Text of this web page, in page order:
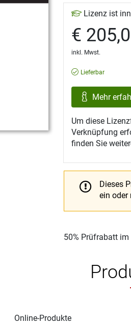
Lizenz ist
€
inkl. Mwst.
Lieferbar
Mehr
Um diese
Verknüpfung
finden Sie
Dieses
ein oder
50% Prüfrabatt
Online-Produkte